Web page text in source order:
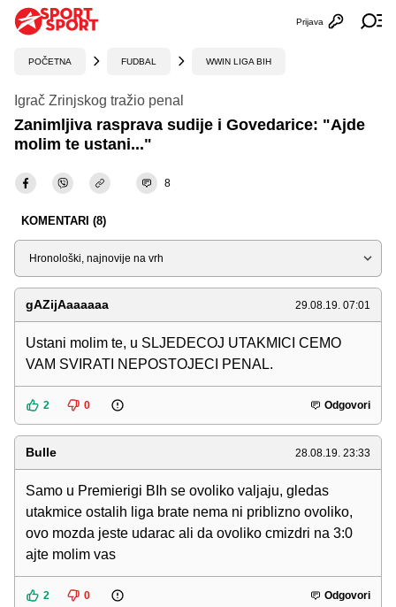
Otvori
Prijava
POČETNA FUDBAL WWIN LIGA BIH
Igrač Zrinjskog tražio penal
Zanimljiva rasprava sudije i Govedarice: "Ajde
molim te ustani..."
8
KOMENTARI (8)
Sortiraj
gAZijAaaaaaa 29.08.19. 07:01
Ustani molim te, u SLJEDECOJ UTAKMICI CEMO
VAM SVIRATI NEPOSTOJECI PENAL.
2 0 Odgovori
Bulle 28.08.19. 23:33
Samo u Premierigi BIh se ovoliko valjaju, gledas
utakmice ostalih liga brate nema ni priblizno ovoliko,
ovo mozda jeste udarac ali da ovoliko cmizdri na 3:0
ajte molim vas
2 0 Odgovori